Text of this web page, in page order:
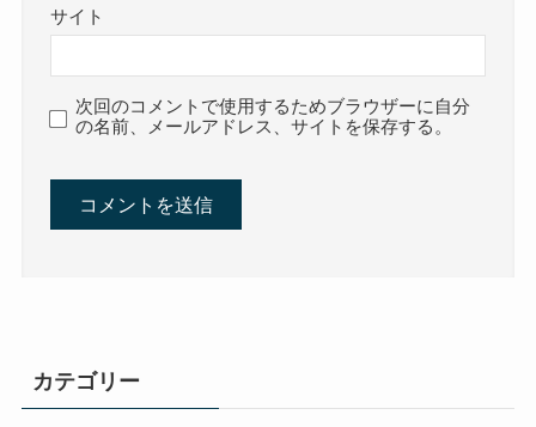
サイト
次回のコメントで使用するためブラウザーに自分
の名前、メールアドレス、サイトを保存する。
カテゴリー